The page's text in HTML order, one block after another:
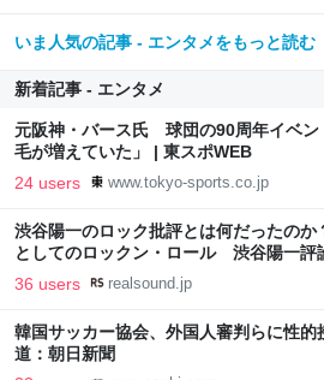
いま人気の記事 - エンタメをもっと読む
新着記事 - エンタメ
元阪神・バース氏 球団の90周年イベン
毛が増えていた」 | 東スポWEB
24 users www.tokyo-sports.co.jp
渋谷陽一のロック批評とは何だったの
としてのロックン・ロール 渋谷陽一評
36 users realsound.jp
韓国サッカー協会、外国人審判らに性
道：朝日新聞